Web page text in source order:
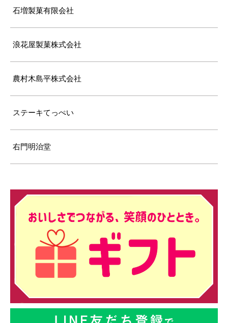
石増製菓有限会社
浪花屋製菓株式会社
農村木島平株式会社
ステーキてっぺい
右門明治堂